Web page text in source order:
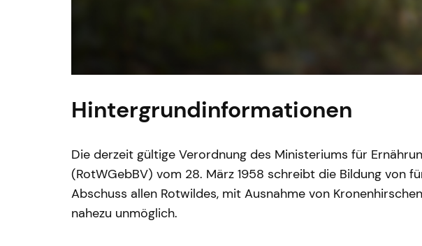
Hintergrundinformationen
Die derzeit gültige Verordnung des Ministeriums für
(RotWGebBV) vom 28. März 1958 schreibt die Bildung von
Abschuss allen Rotwildes, mit Ausnahme von
nahezu unmöglich.